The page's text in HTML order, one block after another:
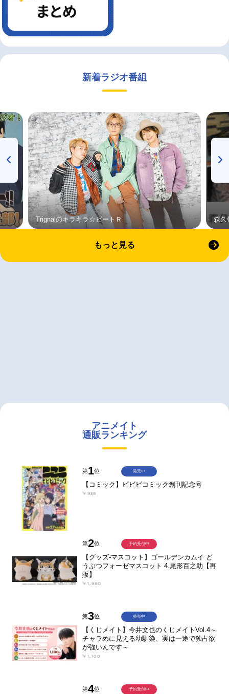
新着ラジオ番組
Trignalのキラキラ☆ビートＲ 森久
もっと見る
アニメイト
通販ランキング
第1位
【コミック】ビビビコミック創刊記念号
￥935
発売中
第2位
【グッズ-マスコット】ゴールデンカムイ ど
うぶつフォーゼマスコット 4.尾形百之助【再
販】
￥1,980
予約受付中
第3位
【くじメイト】今井文也のくじメイトVol.4～
チャラめに見える幼馴染、実は一途で独占欲
が強いんです～
￥1,100
発売中
第4位 予約受付中